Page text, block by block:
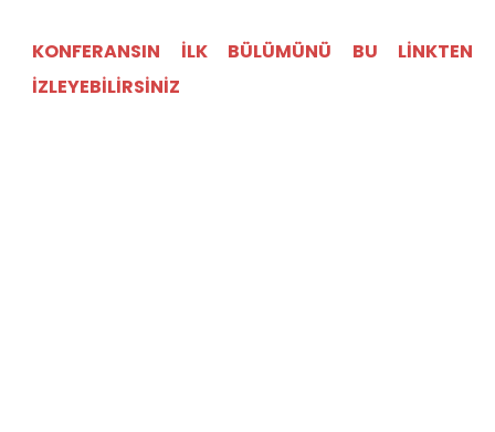
KONFERANSIN İLK BÜLÜMÜNÜ BU LİNKTEN
İZLEYEBİLİRSİNİZ